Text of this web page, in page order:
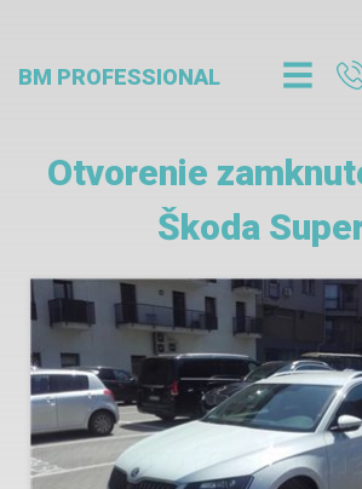
BM PROFESSIONAL
Otvorenie
Škoda